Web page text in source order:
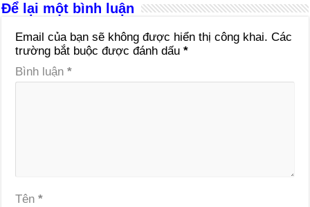
Để lại một bình luận
Email của bạn sẽ không được hiển thị công khai. Các
trường bắt buộc được đánh dấu*
Bình luận*
Tên*